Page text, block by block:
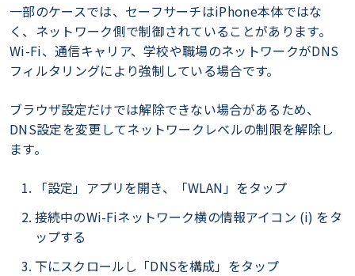
一部のケースでは、セーフサーチはiPhone本体ではな
く、ネットワーク側で制御されていることがあります。
Wi-Fi、通信キャリア、学校や職場のネットワークがDNS
フィルタリングにより強制している場合です。
ブラウザ設定だけでは解除できない場合があるため、
DNS設定を変更してネットワークレベルの制限を解除し
ます。
「設定」アプリを開き、「WLAN」をタップ
接続中のWi-Fiネットワーク横の情報アイコン (i) をタ
ップする
下にスクロールし「DNSを構成」をタップ